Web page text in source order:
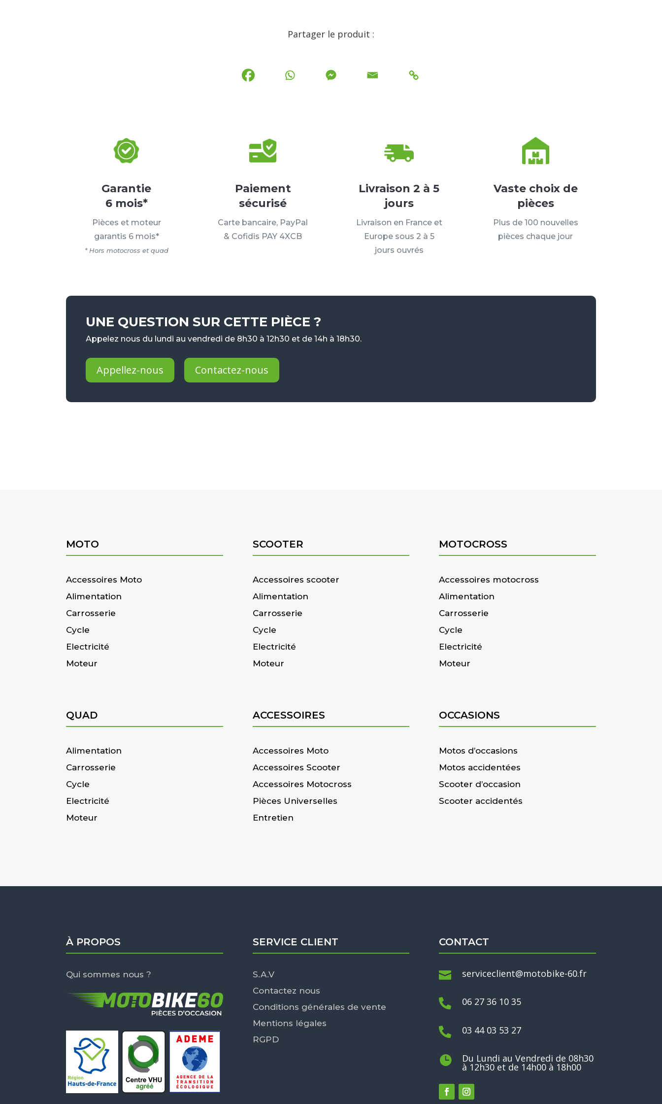
Partager le produit :
Garantie
6 mois*
Pièces et moteur
garantis 6 mois*
* Hors motocross et quad
Paiement
sécurisé
Carte bancaire, PayPal
& Cofidis PAY 4XCB
Livraison 2 à 5
jours
Livraison en France et
Europe sous 2 à 5
jours ouvrés
Vaste choix de
pièces
Plus de 100 nouvelles
pièces chaque jour
UNE QUESTION SUR CETTE PIÈCE ?
Appelez nous du lundi au vendredi de 8h30 à 12h30 et de 14h à 18h30.
Appellez-nous Contactez-nous
MOTO
Accessoires Moto
Alimentation
Carrosserie
Cycle
Electricité
Moteur
SCOOTER
Accessoires scooter
Alimentation
Carrosserie
Cycle
Electricité
Moteur
MOTOCROSS
Accessoires motocross
Alimentation
Carrosserie
Cycle
Electricité
Moteur
QUAD
Alimentation
Carrosserie
Cycle
Electricité
Moteur
ACCESSOIRES
Accessoires Moto
Accessoires Scooter
Accessoires Motocross
Pièces Universelles
Entretien
OCCASIONS
Motos d’occasions
Motos accidentées
Scooter d’occasion
Scooter accidentés
À PROPOS
Qui sommes nous ?
SERVICE CLIENT
S.A.V
Contactez nous
Conditions générales de vente
Mentions légales
RGPD
CONTACT
 serviceclient@motobike-60.fr
 06 27 36 10 35
 03 44 03 53 27
 Du Lundi au Vendredi de 08h30
à 12h30 et de 14h00 à 18h00